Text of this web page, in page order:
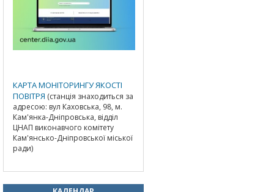
КАРТА МОНІТОРИНГУ ЯКОСТІ
ПОВІТРЯ (станція знаходиться за
адресою: вул Каховська, 98, м.
Кам'янка-Дніпровська, відділ
ЦНАП виконавчого комітету
Кам'янсько-Дніпровської міської
ради)